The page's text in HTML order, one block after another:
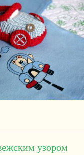
узором